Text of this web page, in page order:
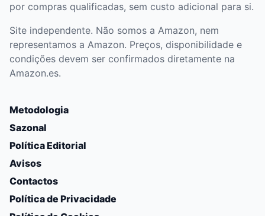
por compras qualificadas, sem custo adicional para si.
Site independente. Não somos a Amazon, nem
representamos a Amazon. Preços, disponibilidade e
condições devem ser confirmados diretamente na
Amazon.es.
Metodologia
Sazonal
Política Editorial
Avisos
Contactos
Política de Privacidade